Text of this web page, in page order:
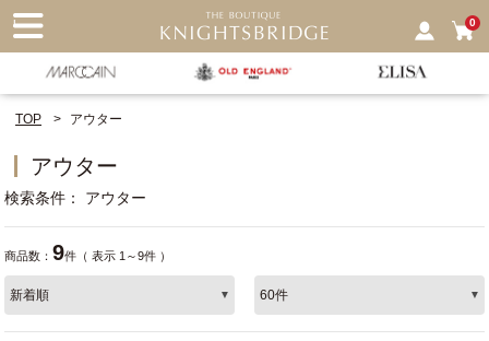
0
TOP アウター
アウター
検索条件 アウター
商品数：9件（ 表示 1～9件 ）